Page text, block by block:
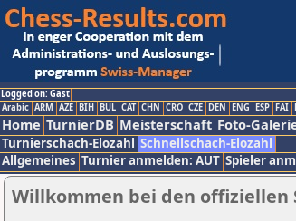
Logged on: Gast
Arabic ARM AZE BIH BUL CAT CHN CRO CZE DEN ENG ESP FAI
Home TurnierDB Meisterschaft Foto-
Turnierschach-Elozahl Schnellschach-Elozahl
Allgemeines Turnier anmelden: AUT Spieler
Willkommen bei den offiziellen